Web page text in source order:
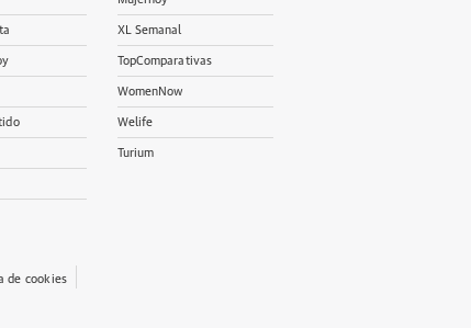
XL Semanal
TopComparativas
WomenNow
Welife
Turium
de cookies